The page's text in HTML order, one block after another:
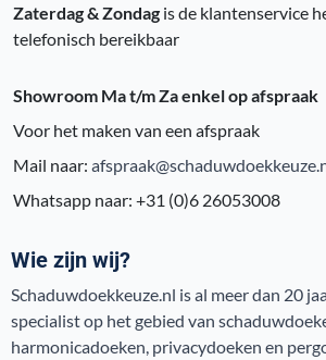
Zaterdag & Zondag is de klantenservice
telefonisch bereikbaar
Showroom Ma t/m Za enkel op afspraak
Voor het maken van een afspraak
Mail naar:
Whatsapp naar: +31 (0)6 26053008
Wie zijn wij?
Schaduwdoekkeuze.nl is al meer dan 20
specialist op het gebied van
harmonicadoeken, privacydoeken en